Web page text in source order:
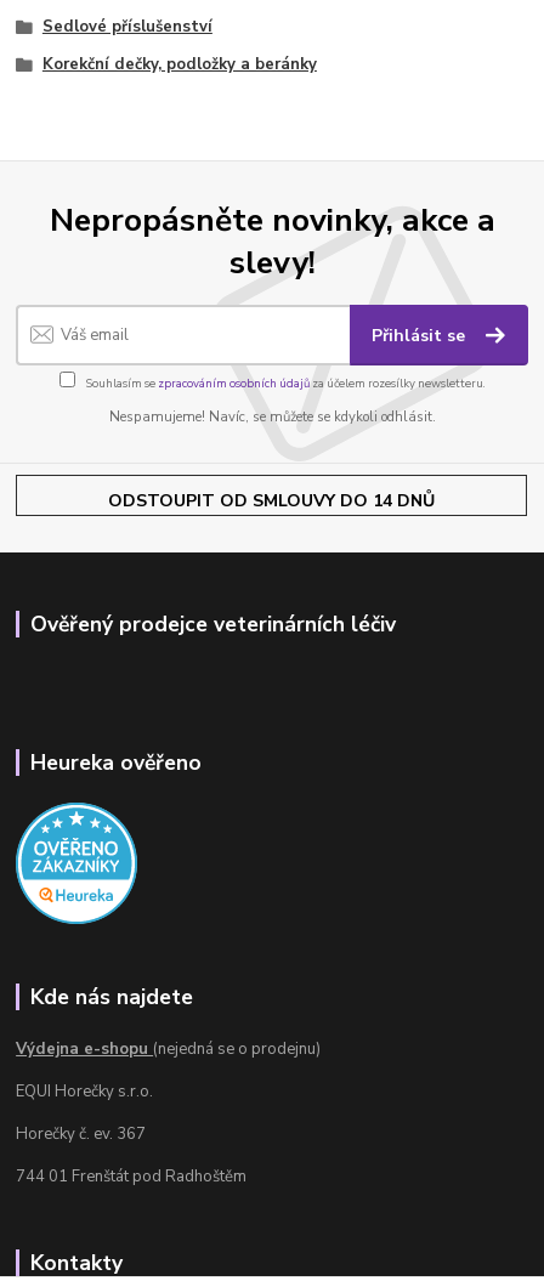
Sedlové příslušenství
Korekční dečky, podložky a beránky
Nepropásněte novinky, akce a
slevy!
Přihlásit se
Souhlasím se zpracováním osobních údajůza účelem rozesílky newsletteru.
Nespamujeme! Navíc, se můžete se kdykoli odhlásit.
ODSTOUPIT OD SMLOUVY DO 14 DNŮ
Ověřený prodejce veterinárních léčiv
Heureka ověřeno
Kde nás najdete
Výdejna e-shopu (nejedná se o prodejnu)
EQUI Horečky s.r.o.
Horečky č. ev. 367
744 01 Frenštát pod Radhoštěm
Kontakty